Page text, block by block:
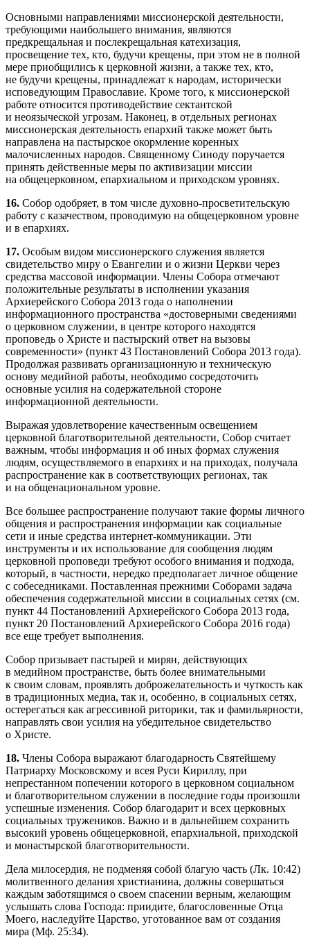
Основными направлениями миссионерской деятельности,
требующими наибольшего внимания, являются
предкрещальная и послекрещальная катехизация,
просвещение тех, кто, будучи крещены, при этом не в полной
мере приобщились к церковной жизни, а также тех, кто,
не будучи крещены, принадлежат к народам, исторически
исповедующим Православие. Кроме того, к миссионерской
работе относится противодействие сектантской
и неоязыческой угрозам. Наконец, в отдельных регионах
миссионерская деятельность епархий также может быть
направлена на пастырское окормление коренных
малочисленных народов. Священному Синоду поручается
принять действенные меры по активизации миссии
на общецерковном, епархиальном и приходском уровнях.
16. Собор одобряет, в том числе духовно-просветительскую
работу с казачеством, проводимую на общецерковном уровне
и в епархиях.
17. Особым видом миссионерского служения является
свидетельство миру о Евангелии и о жизни Церкви через
средства массовой информации. Члены Собора отмечают
положительные результаты в исполнении указания
Архиерейского Собора 2013 года о наполнении
информационного пространства «достоверными сведениями
о церковном служении, в центре которого находятся
проповедь о Христе и пастырский ответ на вызовы
современности» (пункт 43 Постановлений Собора 2013 года).
Продолжая развивать организационную и техническую
основу медийной работы, необходимо сосредоточить
основные усилия на содержательной стороне
информационной деятельности.
Выражая удовлетворение качественным освещением
церковной благотворительной деятельности, Собор считает
важным, чтобы информация и об иных формах служения
людям, осуществляемого в епархиях и на приходах, получала
распространение как в соответствующих регионах, так
и на общенациональном уровне.
Все большее распространение получают такие формы личного
общения и распространения информации как социальные
сети и иные средства интернет-коммуникации. Эти
инструменты и их использование для сообщения людям
церковной проповеди требуют особого внимания и подхода,
который, в частности, нередко предполагает личное общение
с собеседниками. Поставленная прежними Соборами задача
обеспечения содержательной миссии в социальных сетях (см.
пункт 44 Постановлений Архиерейского Собора 2013 года,
пункт 20 Постановлений Архиерейского Собора 2016 года)
все еще требует выполнения.
Собор призывает пастырей и мирян, действующих
в медийном пространстве, быть более внимательными
к своим словам, проявлять доброжелательность и чуткость как
в традиционных медиа, так и, особенно, в социальных сетях,
остерегаться как агрессивной риторики, так и фамильярности,
направлять свои усилия на убедительное свидетельство
о Христе.
18. Члены Собора выражают благодарность Святейшему
Патриарху Московскому и всея Руси Кириллу, при
непрестанном попечении которого в церковном социальном
и благотворительном служении в последние годы произошли
успешные изменения. Собор благодарит и всех церковных
социальных тружеников. Важно и в дальнейшем сохранить
высокий уровень общецерковной, епархиальной, приходской
и монастырской благотворительности.
Дела милосердия, не подменяя собой благую часть (Лк. 10:42)
молитвенного делания христианина, должны совершаться
каждым заботящимся о своем спасении верным, желающим
услышать слова Господа: приидите, благословенные Отца
Моего, наследуйте Царство, уготованное вам от создания
мира (Мф. 25:34).